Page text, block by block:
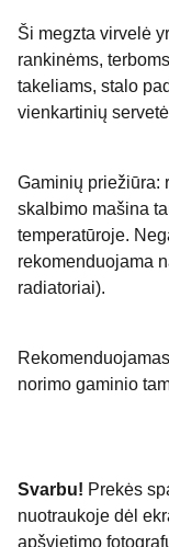
Ši megzta virvelė
rankinėms,
takeliams, stalo
vienkartinių
Gaminių priežiūra:
skalbimo mašina
temperatūroje.
rekomenduojama
radiatoriai).
norimo gaminio
Svarbu! Prekės
nuotraukoje dėl
apšvietimo